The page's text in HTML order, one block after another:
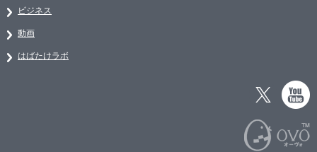
ビジネス
動画
はばたけラボ